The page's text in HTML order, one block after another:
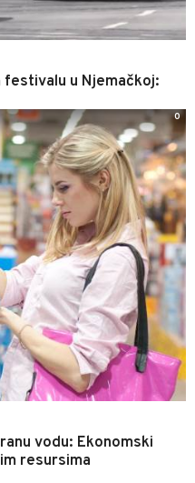
festivalu u Njemačkoj:
vodu: Ekonomski
resursima
0